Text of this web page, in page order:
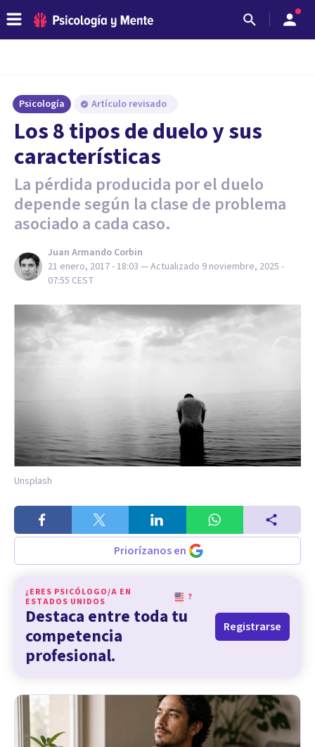
Psicología Artículo revisado
Los 8 tipos de duelo y sus
características
La pérdida producida por el duelo
depende según la clase de problema
asociado a cada caso.
Juan Armando Corbin
21 enero, 2017 - 18:03 — Actualizado 9 noviembre, 2025 -
07:55 CEST
Unsplash
Priorízanos en
¿ERES PSICÓLOGO/A EN
ESTADOS UNIDOS
?
Destaca entre toda tu
competencia
profesional.
Registrarse